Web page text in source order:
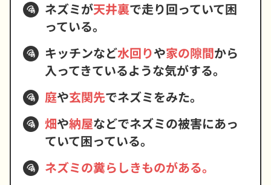
ネズミが天井裏で走り回っていて困
っている。
キッチンなど水回りや家の隙間から
入ってきているような気がする。
庭や玄関先でネズミをみた。
畑や納屋などでネズミの被害にあっ
ていて困っている。
ネズミの糞らしきものがある。